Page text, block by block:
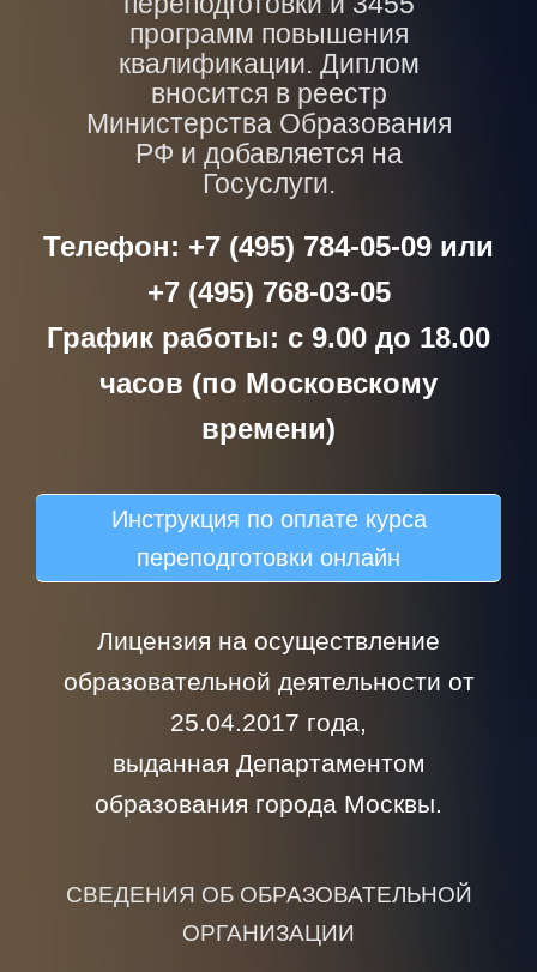
программ повышения
квалификации. Диплом
вносится в реестр
Министерства Образования
РФ и добавляется на
Госуслуги.
Телефон: +7 (495) 784-05-09 или
+7 (495) 768-03-05
График работы: с 9.00 до 18.00
часов (по Московскому
времени)
Инструкция по оплате курса
переподготовки онлайн
Лицензия на осуществление
образовательной деятельности от
25.04.2017 года,
выданная Департаментом
образования города Москвы.
СВЕДЕНИЯ ОБ ОБРАЗОВАТЕЛЬНОЙ
ОРГАНИЗАЦИИ